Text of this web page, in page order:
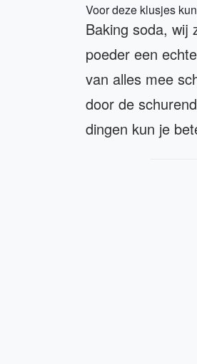
Voor deze klusjes
Baking soda, wij
poeder een
van alles mee
door de
dingen kun je